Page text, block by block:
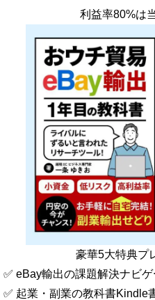
利益率80%は
豪華5大特典プ
✅ eBay輸出の課題解決ナビ
✅ 起業・副業の教科書Kindle